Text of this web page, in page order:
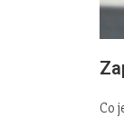
Co